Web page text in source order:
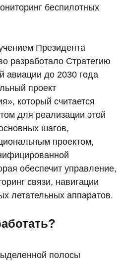
беспилотных
Президента
разработало Стратегию
авиации до 2030 года
проект
который считается
для реализации этой
шагов,
проектом,
обеспечит управление,
связи, навигации
летательных аппаратов.
полосы